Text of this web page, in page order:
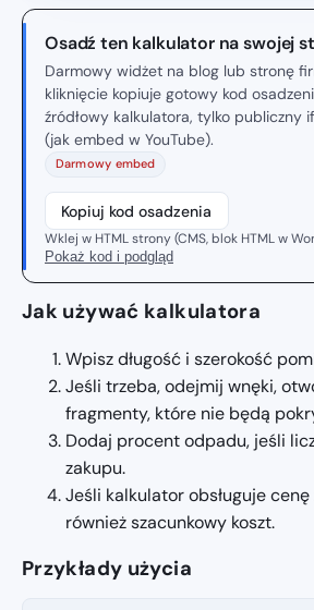
Osadź ten kalkulator na swojej
Darmowy widżet na blog lub stronę
kliknięcie kopiuje gotowy kod
źródłowy kalkulatora, tylko publiczny
(jak embed w YouTube).
Darmowy embed
Kopiuj kod osadzenia
Wklej w HTML strony (CMS, blok HTML w
Pokaż kod i podgląd
Jak używać kalkulatora
Wpisz długość i szerokość
Jeśli trzeba, odejmij wnęki,
fragmenty, które nie będą
Dodaj procent odpadu, jeśli
zakupu.
Jeśli kalkulator obsługuje cenę
również szacunkowy koszt.
Przykłady użycia